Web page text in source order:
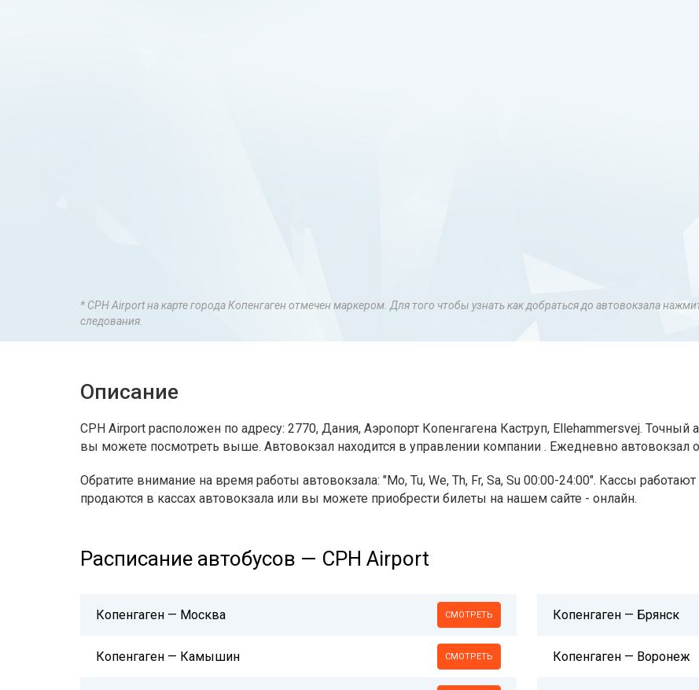
* CPH Airport на карте города Копенгаген отмечен маркером. Для того чтобы узнать как добраться до автовокзала
следования.
Описание
CPH Airport расположен по адресу: 2770, Дания, Аэропорт Копенгагена Каструп, Ellehammersvej. Точный
вы можете посмотреть выше. Автовокзал находится в управлении компании . Ежедневно автовокзал
Обратите внимание на время работы автовокзала: "Mo, Tu, We, Th, Fr, Sa, Su 00:00-24:00". Кассы
продаются в кассах автовокзала или вы можете приобрести билеты на нашем сайте - онлайн.
Расписание автобусов — CPH Airport
Копенгаген — Москва СМОТРЕТЬ Копенгаген — Брянск
Копенгаген — Камышин СМОТРЕТЬ Копенгаген — Воронеж